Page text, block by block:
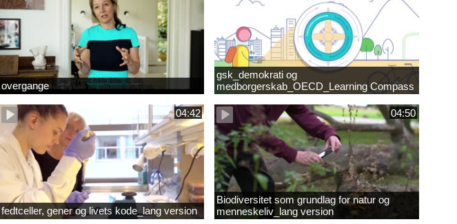
overgange
gsk_demokrati og
medborgerskab_OECD_Learning Compass
2030
04:42
fedtceller, gener og livets kode_lang version
04:50
Biodiversitet som grundlag for natur og
menneskeliv_lang version